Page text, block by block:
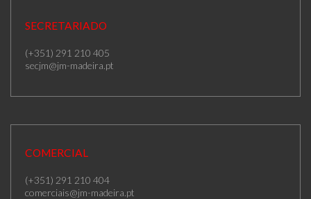
SECRETARIADO
(+351) 291 210 405
secjm@jm-madeira.pt
COMERCIAL
(+351) 291 210 404
comerciais@jm-madeira.pt